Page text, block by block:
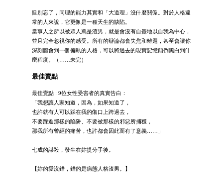
但別忘了，同理的能力其實和「大道理」沒什麼關係。對於人格違
常的人來說，它更像是一種天生的缺陷。
當事人之所以被眾人罵是渣男，就是會沒有自覺地以自我為中心，
並且完全忽視你的感受。所有的辯論都會失焦和離題，甚至會讓你
深刻體會到一個偏執的人格，可以將過去的現實記憶顛倒黑白到什
麼程度。（……未完）
最佳賣點
最佳賣點 : 9位女性受害者的真實告白：
「我想讓人家知道，因為，如果知道了，
也許就有人可以踩在我的傷口上跨過去，
不要踩進那樣的陷阱、不要被那樣的邪惡所捕獲，
那我所有曾經的痛苦，也許都會因此而有了意義……」
七成的謀殺，發生在妳提分手後。
【妳的愛沒錯，錯的是病態人格渣男。】